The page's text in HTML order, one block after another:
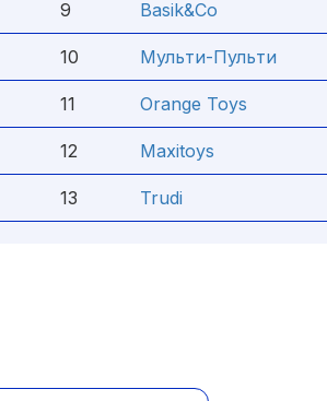
9 Basik&Co
10 Мульти-Пульти
11 Orange Toys
12 Maxitoys
13 Trudi